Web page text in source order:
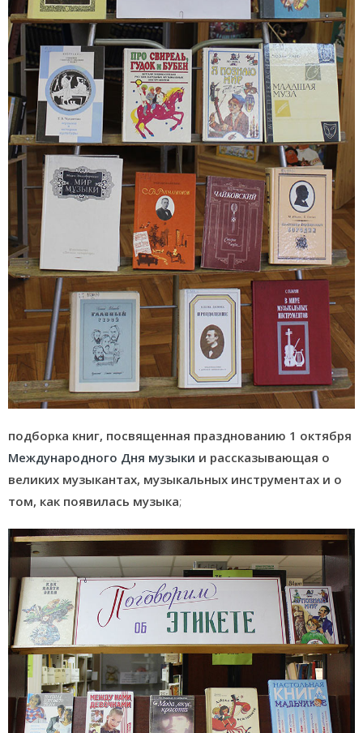
подборка книг, посвященная празднованию 1 октября
Международного Дня музыки и рассказывающая о
великих музыкантах, музыкальных инструментах и о
том, как появилась музыка;